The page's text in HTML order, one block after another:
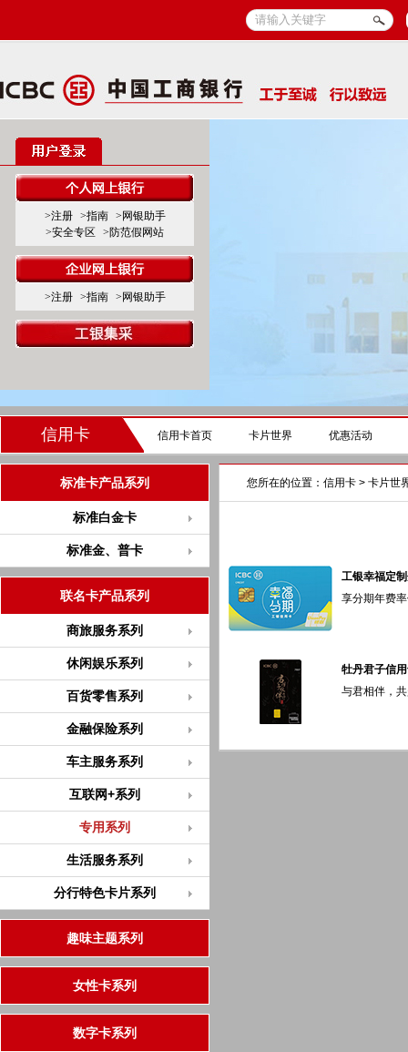
>注册 >指南
>网银助手
>安全专区
>防范假网站
>注册 >指南 >网银助手
信用卡 信用卡首页 卡片世界 优惠活动
标准卡产品系列
标准白金卡
标准金、普卡
联名卡产品系列
商旅服务系列
休闲娱乐系列
百货零售系列
金融保险系列
车主服务系列
互联网+系列
专用系列
生活服务系列
分行特色卡片系列
趣味主题系列
女性卡系列
数字卡系列
您所在的位置： 信用卡 > 卡片世
工银幸福定
享分期年费
牡丹君子信
与君相伴，